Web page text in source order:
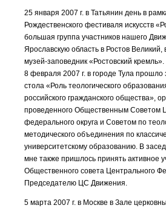
25 января 2007 г. в Татьянин день в
Рождественского фестиваля искусств
большая группа участников нашего
Ярославскую область в Ростов Великий,
музей-заповедник «Ростовский кремль».
8 февраля 2007 г. в городе Тула прошло
стола «Роль теологического
российского гражданского общества»,
проведенного Общественным Советом
федерального округа и Советом по
методического объединения по
университетскому образованию. В
мне также пришлось принять активное
Общественного совета Центрального
Председателю ЦС Движения.
5 марта 2007 г. в Москве в Зале